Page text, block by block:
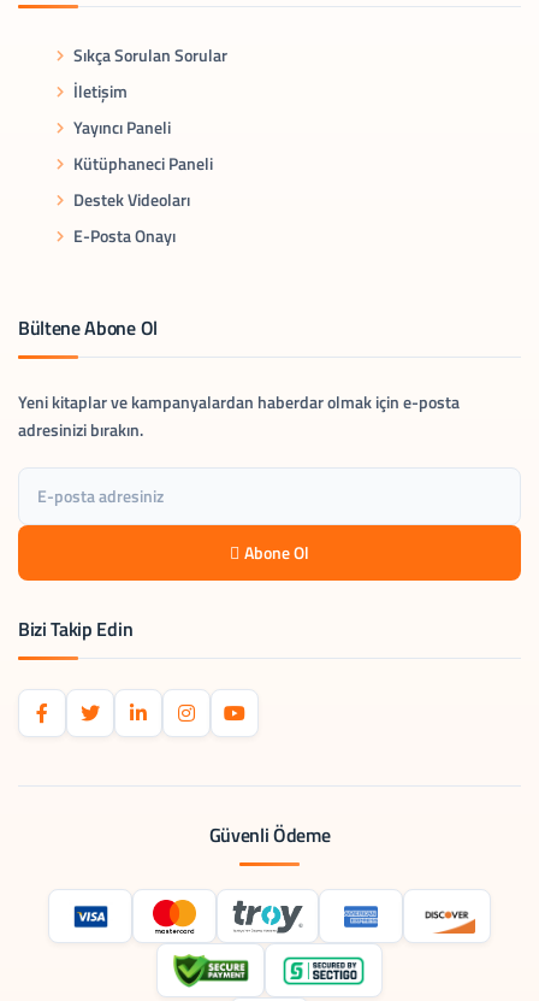
Sıkça Sorulan Sorular
İletişim
Yayıncı Paneli
Kütüphaneci Paneli
Destek Videoları
E-Posta Onayı
Bültene Abone Ol
Yeni kitaplar ve kampanyalardan haberdar olmak için e-posta
adresinizi bırakın.
Abone Ol
Bizi Takip Edin
Güvenli Ödeme